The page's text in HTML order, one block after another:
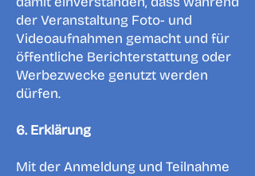
der Veranstaltung Foto- und
Videoaufnahmen gemacht und für
öffentliche Berichterstattung oder
Werbezwecke genutzt werden
dürfen.
6. Erklärung
Mit der Anmeldung und Teilnahme